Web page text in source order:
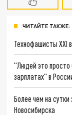
ЧИТАЙТЕ ТАКЖЕ:
Технофашисты XXI
"Людей это просто
зарплатах" в
Более чем на
Новосибирска